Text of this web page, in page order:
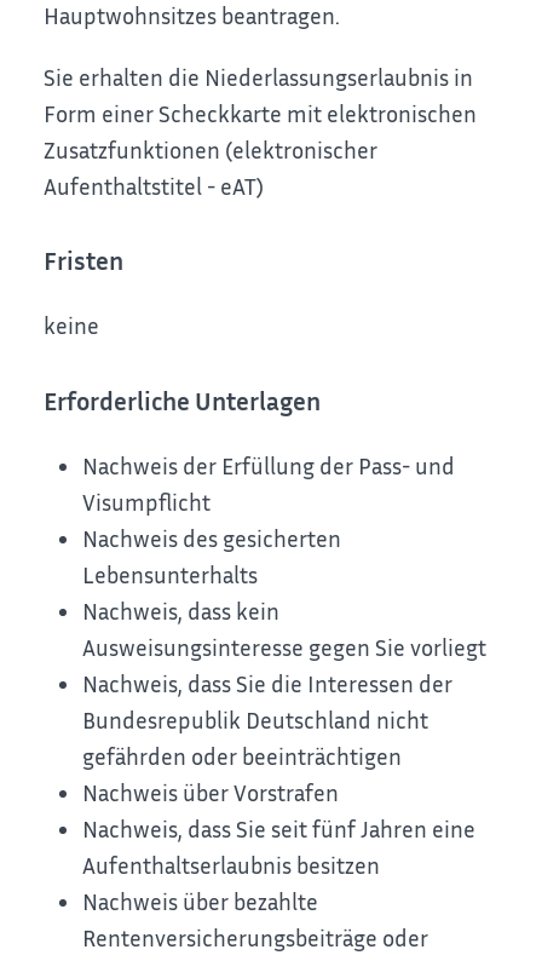
Hauptwohnsitzes beantragen.
Sie erhalten die Niederlassungserlaubnis in
Form einer Scheckkarte mit elektronischen
Zusatzfunktionen (elektronischer
Aufenthaltstitel - eAT)
Fristen
keine
Erforderliche Unterlagen
Nachweis der Erfüllung der Pass- und
Visumpflicht
Nachweis des gesicherten
Lebensunterhalts
Nachweis, dass kein
Ausweisungsinteresse gegen Sie vorliegt
Nachweis, dass Sie die Interessen der
Bundesrepublik Deutschland nicht
gefährden oder beeinträchtigen
Nachweis über Vorstrafen
Nachweis, dass Sie seit fünf Jahren eine
Aufenthaltserlaubnis besitzen
Nachweis über bezahlte
Rentenversicherungsbeiträge oder